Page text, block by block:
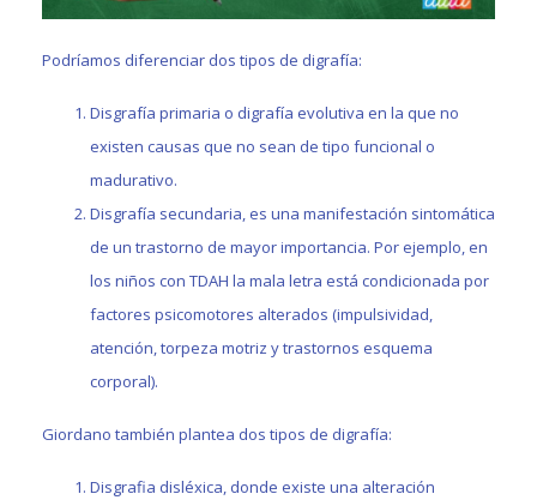
Podríamos diferenciar dos tipos de digrafía:
Disgrafía primaria o digrafía evolutiva en la que no
existen causas que no sean de tipo funcional o
madurativo.
Disgrafía secundaria, es una manifestación sintomática
de un trastorno de mayor importancia. Por ejemplo, en
los niños con TDAH la mala letra está condicionada por
factores psicomotores alterados (impulsividad,
atención, torpeza motriz y trastornos esquema
corporal).
Giordano también plantea dos tipos de digrafía:
Disgrafia disléxica, donde existe una alteración